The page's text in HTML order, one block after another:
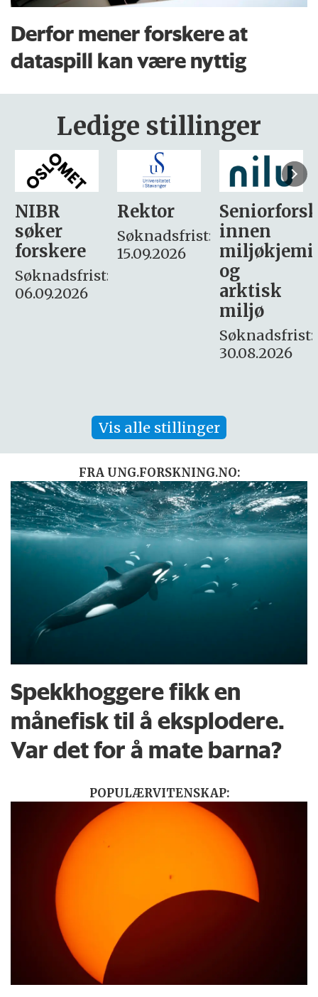
Derfor mener forskere at
dataspill kan være nyttig
Ledige stillinger
Rektor
Søknadsfrist:
15.09.2026
Seniorforsker
innen
miljøkjemi
søker
– fast
Søknadsfrist:
16. august.
Vis alle stillinger
FRA UNG.FORSKNING.NO:
Spekkhoggere fikk en
månefisk til å eksplodere.
Var det for å mate barna?
POPULÆRVITENSKAP: